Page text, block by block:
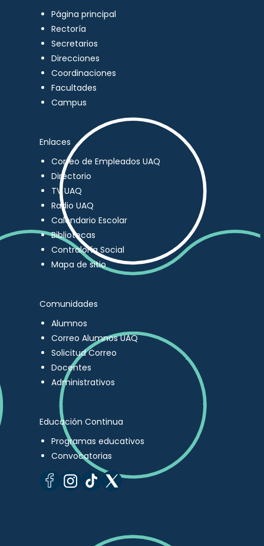
Página principal
Rectoría
Secretarios
Direcciones
Coordinaciones
Facultades
Campus
Enlaces
Correo de Empleados UAQ
Directorio
TV UAQ
Radio UAQ
Calendario Escolar
Bibliotecas
Contraloría Social
Mapa de sitio
Comunidades
Alumnos
Correo Alumnos UAQ
Solicitud Correo
Docentes
Administrativos
Educación Continua
Programas educativos
Convocatorias